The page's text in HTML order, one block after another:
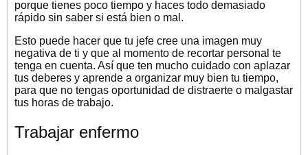
porque tienes poco tiempo y haces todo demasiado
rápido sin saber si está bien o mal.
Esto puede hacer que tu jefe cree una imagen muy
negativa de ti y que al momento de recortar personal te
tenga en cuenta. Así que ten mucho cuidado con aplazar
tus deberes y aprende a organizar muy bien tu tiempo,
para que no tengas oportunidad de distraerte o malgastar
tus horas de trabajo.
Trabajar enfermo